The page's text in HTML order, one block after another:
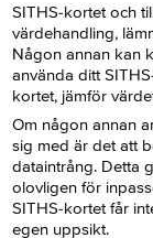
SITHS-kortet och
värdehandling,
Någon annan kan
använda ditt
kortet, jämför
Om någon annan
sig med är det att
dataintrång. Detta
olovligen för
SITHS-kortet får
egen uppsikt.